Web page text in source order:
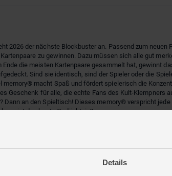
Details
2026 der nächste Blockbuster an. Passend zum
zu gewinnen. Dazu müssen sich alle gut
die meisten Kartenpaare gesammelt hat, gewinnt
Sind sie identisch, sind der Spieler oder die
macht Spaß und fördert spielerisch die
Geschenk für alle, die echte Fans des Kult-Klempners
Dann an den Spieltisch! Dieses memory® verspricht
das beste Gedächtnis?
neuen Kinofilms direkt auf den Spieltisch!
zum Geburtstag, Ostern oder Weihnachten
Alters an einen Tisch
steht das nächste große Kinoabenteuer bevor: The